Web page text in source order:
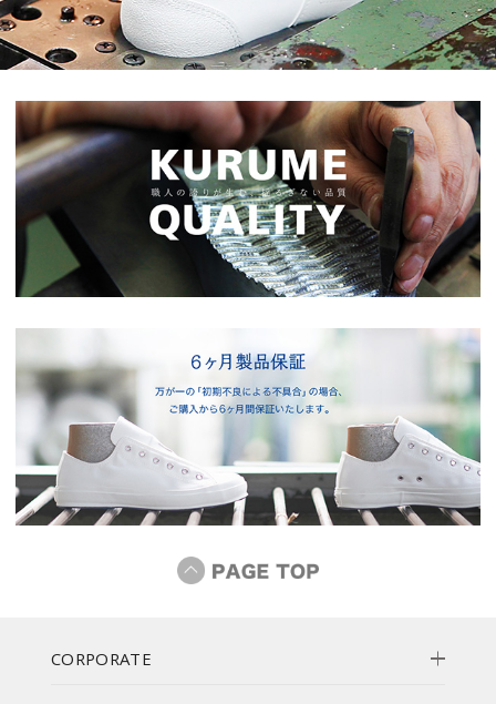
CORPORATE